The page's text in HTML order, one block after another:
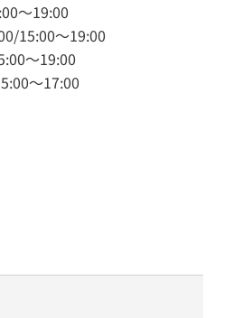
～19:00
/15:00～19:00
～19:00
～17:00